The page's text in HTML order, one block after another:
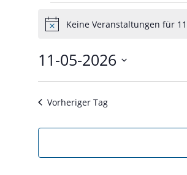
Veranstaltungen
für
11.
Mai
2026
HinweisKeine Veranstaltungen für
11-05-2026
Datum
wählen.
Vorheriger Tag